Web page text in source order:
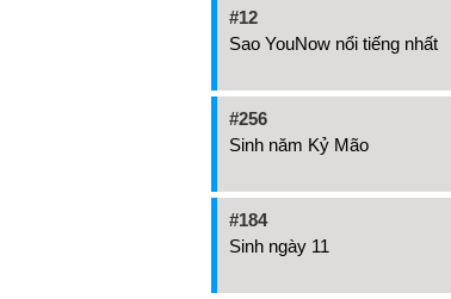
#12
Sao YouNow nổi tiếng nhất
#256
Sinh năm Kỷ Mão
#184
Sinh ngày 11